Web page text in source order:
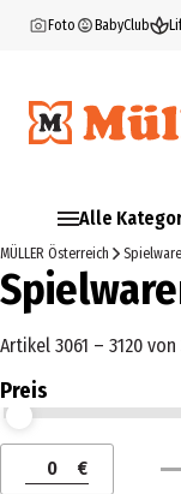
Foto BabyClub
Alle
MÜLLER Österreich
Artikel 3061 – 3120
Preis
Preis (€) ab
€